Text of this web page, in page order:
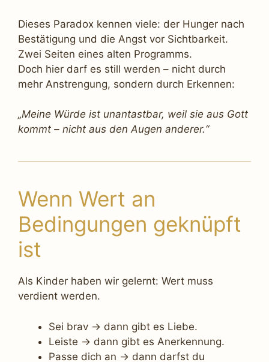
Dieses Paradox kennen viele: der Hunger nach
Bestätigung und die Angst vor Sichtbarkeit.
Zwei Seiten eines alten Programms.
Doch hier darf es still werden – nicht durch
mehr Anstrengung, sondern durch Erkennen:
„Meine Würde ist unantastbar, weil sie aus Gott
kommt – nicht aus den Augen anderer.“
Wenn Wert an
Bedingungen geknüpft
ist
Als Kinder haben wir gelernt: Wert muss
verdient werden.
Sei brav → dann gibt es Liebe.
Leiste → dann gibt es Anerkennung.
Passe dich an → dann darfst du